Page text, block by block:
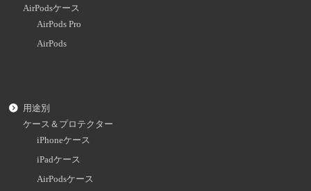
AirPodsケース
AirPods Pro
AirPods
用途別
ケース＆プロテクター
iPhoneケース
iPadケース
AirPodsケース